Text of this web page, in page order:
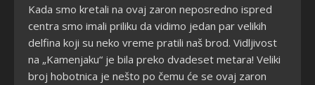
Kada smo kretali na ovaj zaron neposredno ispred
centra smo imali priliku da vidimo jedan par velikih
delfina koji su neko vreme pratili naš brod. Vidljivost
na „Kamenjaku“ je bila preko dvadeset metara! Veliki
broj hobotnica je nešto po čemu će se ovaj zaron